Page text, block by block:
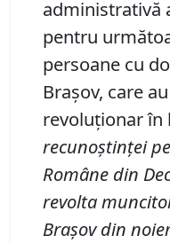
administrativă
pentru
persoane cu
Braşov, care
revoluţionar în
recunoştinţei
Române din
revolta
Braşov din